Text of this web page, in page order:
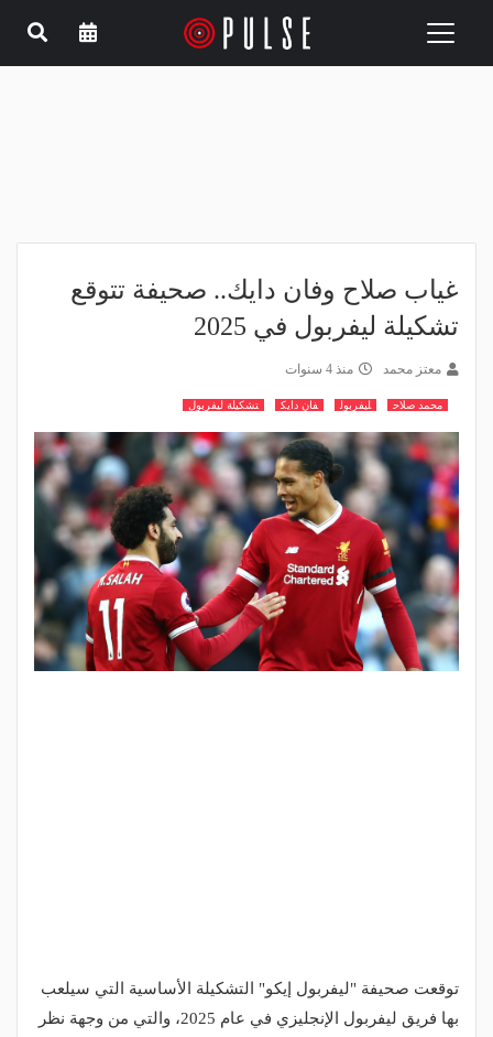
Toggle
غياب صلاح وفان دايك.. صحيفة تتوقع
تشكيلة ليفربول في 2025
معتز محمد منذ 4 سنوات
محمد صلاح ليفربول فان دايك تشكيلة ليفربول
توقعت صحيفة "ليفربول إيكو" التشكيلة الأساسية التي سيلعب
بها فريق ليفربول الإنجليزي في عام 2025، والتي من وجهة نظر